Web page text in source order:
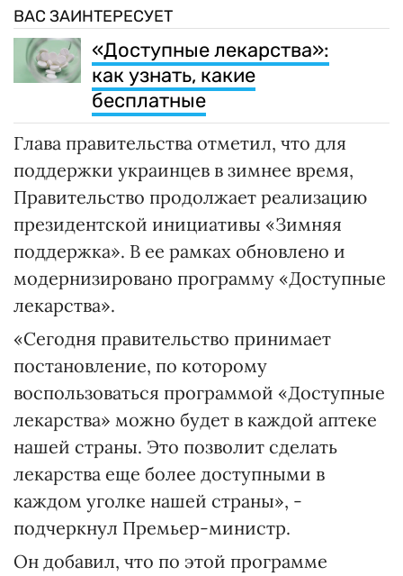
ВАС ЗАИНТЕРЕСУЕТ
«Доступные лекарства»:
как узнать, какие
бесплатные
Глава правительства отметил, что для
поддержки украинцев в зимнее время,
Правительство продолжает реализацию
президентской инициативы «Зимняя
поддержка». В ее рамках обновлено и
модернизировано программу «Доступные
лекарства».
«Сегодня правительство принимает
постановление, по которому
воспользоваться программой «Доступные
лекарства» можно будет в каждой аптеке
нашей страны. Это позволит сделать
лекарства еще более доступными в
каждом уголке нашей страны», -
подчеркнул Премьер-министр.
Он добавил, что по этой программе